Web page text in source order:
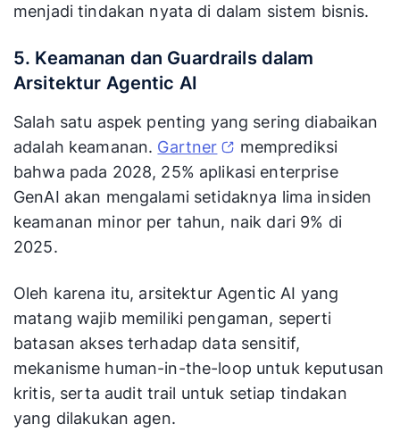
menjadi tindakan nyata di dalam sistem bisnis.
5. Keamanan dan Guardrails dalam
Arsitektur Agentic AI
Salah satu aspek penting yang sering diabaikan
adalah keamanan. Gartner
memprediksi
bahwa pada 2028, 25% aplikasi enterprise
GenAI akan mengalami setidaknya lima insiden
keamanan minor per tahun, naik dari 9% di
2025.
Oleh karena itu, arsitektur Agentic AI yang
matang wajib memiliki pengaman, seperti
batasan akses terhadap data sensitif,
mekanisme human-in-the-loop untuk keputusan
kritis, serta audit trail untuk setiap tindakan
yang dilakukan agen.